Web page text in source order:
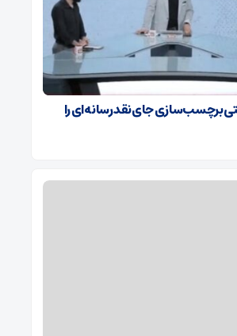
برچسب‌سازی جای نقد رسانه‌ای را